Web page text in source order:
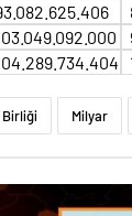
Milyar